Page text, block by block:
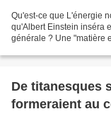
Qu'est-ce que L'énergie
qu'Albert Einstein inséra
générale ? Une "matière
De titanesques
formeraient au